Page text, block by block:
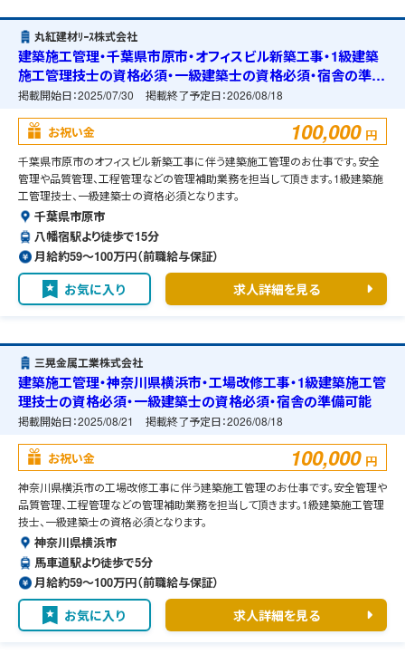
丸紅建材ﾘｰｽ株式会社
建築施工管理・千葉県市原市・オフィスビル新築工事・1級建築
施工管理技士の資格必須・一級建築士の資格必須・宿舎の準備
可能
掲載開始日：2025/07/30 掲載終了予定日：2026/08/18
お祝い金 100,000 円
千葉県市原市のオフィスビル新築工事に伴う建築施工管理のお仕事です。安全
管理や品質管理、工程管理などの管理補助業務を担当して頂きます。1級建築施
工管理技士、一級建築士の資格必須となります。
千葉県市原市
八幡宿駅より徒歩で15分
月給約59〜100万円（前職給与保証）
お気に入り 求人詳細を見る
三晃金属工業株式会社
建築施工管理・神奈川県横浜市・工場改修工事・1級建築施工管
理技士の資格必須・一級建築士の資格必須・宿舎の準備可能
掲載開始日：2025/08/21 掲載終了予定日：2026/08/18
お祝い金 100,000 円
神奈川県横浜市の工場改修工事に伴う建築施工管理のお仕事です。安全管理や
品質管理、工程管理などの管理補助業務を担当して頂きます。1級建築施工管理
技士、一級建築士の資格必須となります。
神奈川県横浜市
馬車道駅より徒歩で5分
月給約59〜100万円（前職給与保証）
お気に入り 求人詳細を見る